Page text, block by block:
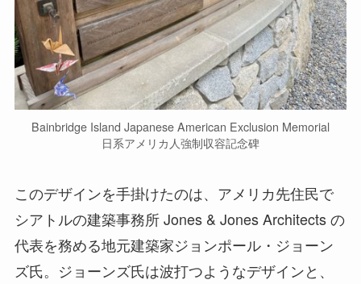
Bainbridge Island Japanese American Exclusion Memorial
日系アメリカ人強制収容記念碑
このデザインを手掛けたのは、アメリカ先住民で
シアトルの建築事務所 Jones & Jones Architects の
代表を務める地元建築家ジョンポール・ジョーン
ズ氏。ジョーンズ氏は波打つようなデザインと、